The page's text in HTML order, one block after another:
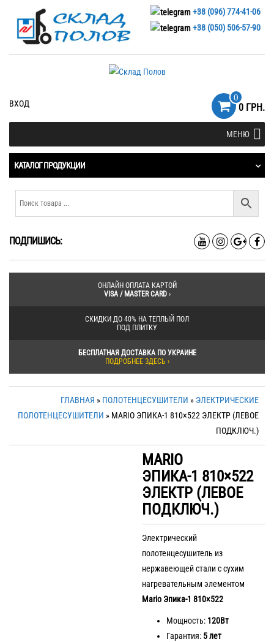
+38 (096) 774-41-06
+38 (050) 506-57-90
ВХОД
0
0 ГРН.
МЕНЮ
КАТАЛОГ ПРОДУКЦИИ
ПОДПИШИСЬ:
ОНЛАЙН ОПЛАТА КАРТОЙ
VISA / MASTER CARD›
СКИДКИ ДО 40% НА ТЕПЛЫЙ ПОЛ
ПОД ПЛИТКУ
БЕСПЛАТНАЯ ДОСТАВКА ПО УКРАИНЕ
ПОДРОБНЕЕ ЗДЕСЬ ›
ГЛАВНАЯ » ПОЛОТЕНЦЕСУШИТЕЛИ » ЭЛЕКТРИЧЕСКИЕ
ПОЛОТЕНЦЕСУШИТЕЛИ » MARIO ЭПИКА-1 810×522 ЭЛЕКТР (ЛЕВОЕ
ПОДКЛЮЧ.)
MARIO
ЭПИКА-1 810×522
ЭЛЕКТР (ЛЕВОЕ
ПОДКЛЮЧ.)
Электрический
полотенцесушитель из
нержавеющей стали с суxим
нагревательным элементом
Mario Эпика-1 810×522
Мощность: 120Вт
Гарантия: 5 лет